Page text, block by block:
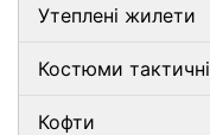
Утеплені жилети
Костюми тактичні
Кофти